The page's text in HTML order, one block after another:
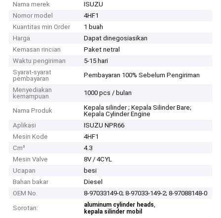
Nama merek
ISUZU
Nomor model
4HF1
Kuantitas min Order
1 buah
Harga
Dapat dinegosiasikan
Kemasan rincian
Paket netral
Waktu pengiriman
5-15 hari
Syarat-syarat
pembayaran
Pembayaran 100% Sebelum Pengiriman
Menyediakan
kemampuan
1000 pcs / bulan
Nama Produk
Kepala silinder ; Kepala Silinder Bare;
Kepala Cylinder Engine
Aplikasi
ISUZU NPR66
Mesin Kode
4HF1
Cm³
4.3
Mesin Valve
8V / 4CYL
Ucapan
besi
Bahan bakar
Diesel
OEM No.
8-97033149-0; 8-97033-149-2; 8-97088148-0
Sorotan:
aluminum cylinder heads,
kepala silinder mobil